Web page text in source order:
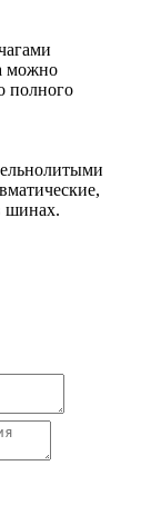
можно
полного
шинах.